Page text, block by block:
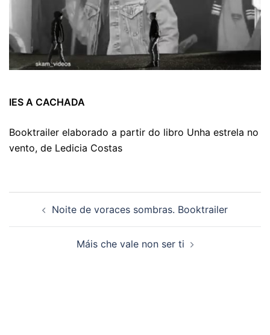
IES A CACHADA
Booktrailer elaborado a partir do libro Unha estrela no
vento, de Ledicia Costas
Noite de voraces sombras. Booktrailer
Máis che vale non ser ti